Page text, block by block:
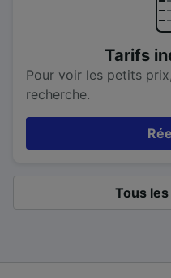
Tarifs
Pour voir les petits
recherche.
Tous